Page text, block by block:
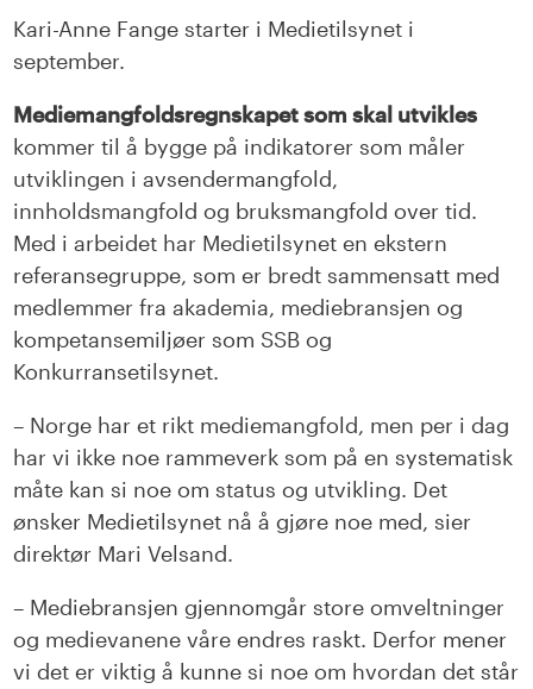
Kari-Anne Fange starter i Medietilsynet i
september.
Mediemangfoldsregnskapet som skal utvikles
kommer til å bygge på indikatorer som måler
utviklingen i avsendermangfold,
innholdsmangfold og bruksmangfold over tid.
Med i arbeidet har Medietilsynet en ekstern
referansegruppe, som er bredt sammensatt med
medlemmer fra akademia, mediebransjen og
kompetansemiljøer som SSB og
Konkurransetilsynet.
– Norge har et rikt mediemangfold, men per i dag
har vi ikke noe rammeverk som på en systematisk
måte kan si noe om status og utvikling. Det
ønsker Medietilsynet nå å gjøre noe med, sier
direktør Mari Velsand.
– Mediebransjen gjennomgår store omveltninger
og medievanene våre endres raskt. Derfor mener
vi det er viktig å kunne si noe om hvordan det står